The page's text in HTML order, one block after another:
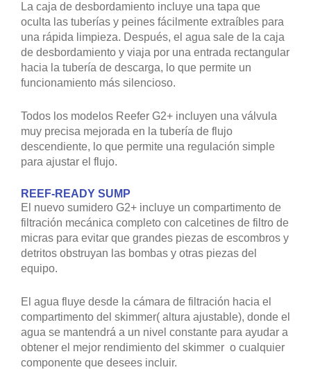
La caja de desbordamiento incluye una tapa que
oculta las tuberías y peines fácilmente extraíbles para
una rápida limpieza. Después, el agua sale de la caja
de desbordamiento y viaja por una entrada rectangular
hacia la tubería de descarga, lo que permite un
funcionamiento más silencioso.
Todos los modelos Reefer G2+ incluyen una válvula
muy precisa mejorada en la tubería de flujo
descendiente, lo que permite una regulación simple
para ajustar el flujo.
REEF-READY SUMP
El nuevo sumidero G2+ incluye un compartimento de
filtración mecánica completo con calcetines de filtro de
micras para evitar que grandes piezas de escombros y
detritos obstruyan las bombas y otras piezas del
equipo.
El agua fluye desde la cámara de filtración hacia el
compartimento del skimmer( altura ajustable), donde el
agua se mantendrá a un nivel constante para ayudar a
obtener el mejor rendimiento del skimmer o cualquier
componente que desees incluir.